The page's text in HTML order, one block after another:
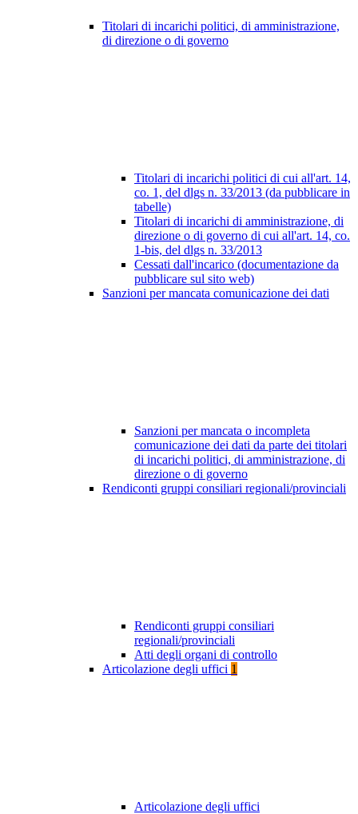
Titolari di incarichi politici, di amministrazione,
di direzione o di governo
Titolari di incarichi politici di cui all'art. 14,
co. 1, del dlgs n. 33/2013 (da pubblicare in
tabelle)
Titolari di incarichi di amministrazione, di
direzione o di governo di cui all'art. 14, co.
1-bis, del dlgs n. 33/2013
Cessati dall'incarico (documentazione da
pubblicare sul sito web)
Sanzioni per mancata comunicazione dei dati
Sanzioni per mancata o incompleta
comunicazione dei dati da parte dei titolari
di incarichi politici, di amministrazione, di
direzione o di governo
Rendiconti gruppi consiliari regionali/provinciali
Rendiconti gruppi consiliari
regionali/provinciali
Atti degli organi di controllo
Articolazione degli uffici 1
Articolazione degli uffici